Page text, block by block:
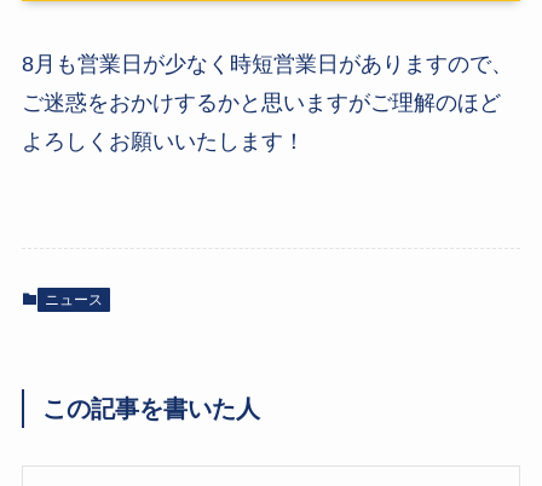
8月も営業日が少なく時短営業日がありますので、
ご迷惑をおかけするかと思いますがご理解のほど
よろしくお願いいたします！
ニュース
この記事を書いた人